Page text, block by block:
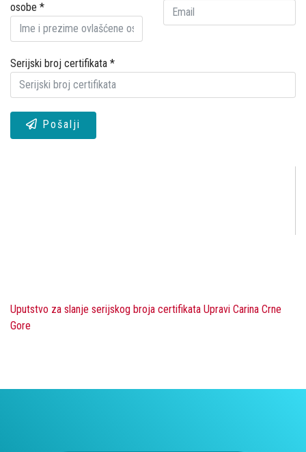
osobe *
Serijski broj certifikata *
Pošalji
Uputstvo za slanje serijskog broja certifikata Upravi Carina Crne
Gore